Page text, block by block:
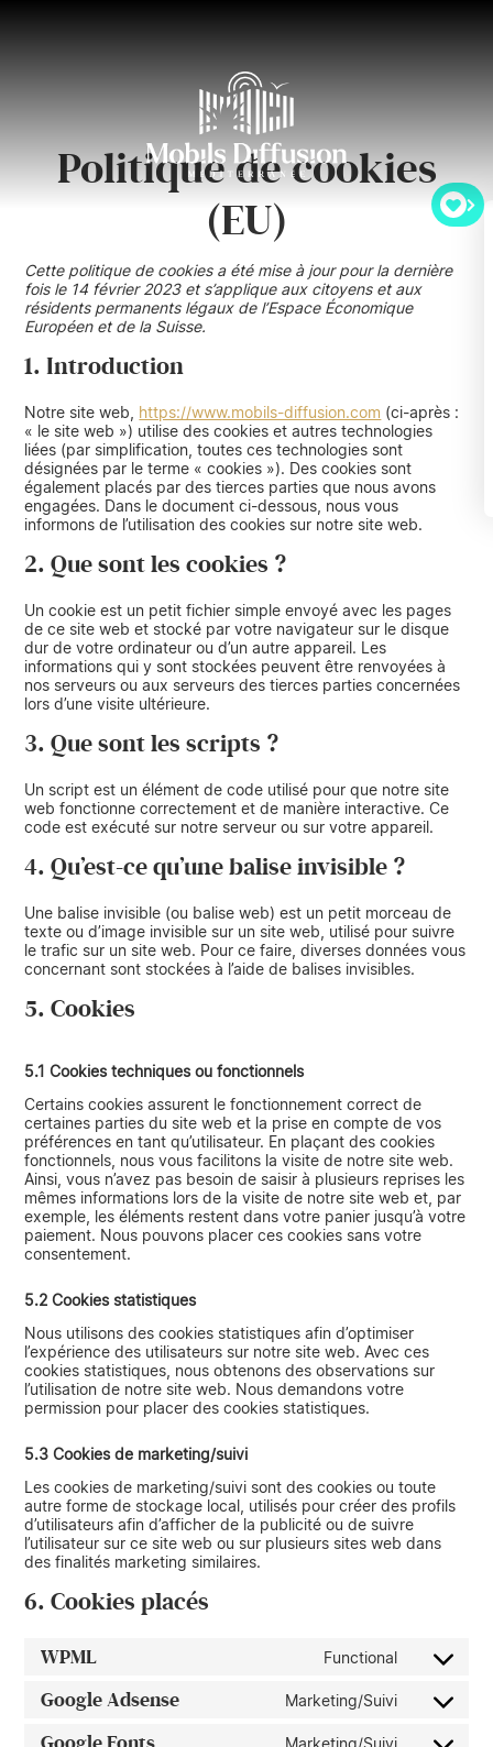
Politique de cookies
(EU)
Cette politique de cookies a été mise à jour pour la dernière
fois le 14 février 2023 et s’applique aux citoyens et aux
résidents permanents légaux de l’Espace Économique
Européen et de la Suisse.
1. Introduction
Notre site web, https://www.mobils-diffusion.com (ci-après :
« le site web ») utilise des cookies et autres technologies
liées (par simplification, toutes ces technologies sont
désignées par le terme « cookies »). Des cookies sont
également placés par des tierces parties que nous avons
engagées. Dans le document ci-dessous, nous vous
informons de l’utilisation des cookies sur notre site web.
2. Que sont les cookies ?
Un cookie est un petit fichier simple envoyé avec les pages
de ce site web et stocké par votre navigateur sur le disque
dur de votre ordinateur ou d’un autre appareil. Les
informations qui y sont stockées peuvent être renvoyées à
nos serveurs ou aux serveurs des tierces parties concernées
lors d’une visite ultérieure.
3. Que sont les scripts ?
Un script est un élément de code utilisé pour que notre site
web fonctionne correctement et de manière interactive. Ce
code est exécuté sur notre serveur ou sur votre appareil.
4. Qu’est-ce qu’une balise invisible ?
Une balise invisible (ou balise web) est un petit morceau de
texte ou d’image invisible sur un site web, utilisé pour suivre
le trafic sur un site web. Pour ce faire, diverses données vous
concernant sont stockées à l’aide de balises invisibles.
5. Cookies
5.1 Cookies techniques ou fonctionnels
Certains cookies assurent le fonctionnement correct de
certaines parties du site web et la prise en compte de vos
préférences en tant qu’utilisateur. En plaçant des cookies
fonctionnels, nous vous facilitons la visite de notre site web.
Ainsi, vous n’avez pas besoin de saisir à plusieurs reprises les
mêmes informations lors de la visite de notre site web et, par
exemple, les éléments restent dans votre panier jusqu’à votre
paiement. Nous pouvons placer ces cookies sans votre
consentement.
5.2 Cookies statistiques
Nous utilisons des cookies statistiques afin d’optimiser
l’expérience des utilisateurs sur notre site web. Avec ces
cookies statistiques, nous obtenons des observations sur
l’utilisation de notre site web. Nous demandons votre
permission pour placer des cookies statistiques.
5.3 Cookies de marketing/suivi
Les cookies de marketing/suivi sont des cookies ou toute
autre forme de stockage local, utilisés pour créer des profils
d’utilisateurs afin d’afficher de la publicité ou de suivre
l’utilisateur sur ce site web ou sur plusieurs sites web dans
des finalités marketing similaires.
6. Cookies placés
WPML Functional
Google Adsense Marketing/Suivi
Marketing/Suivi